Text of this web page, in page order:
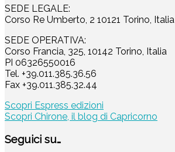
SEDE LEGALE:
Corso Re Umberto, 2 10121 Torino, Italia
SEDE OPERATIVA:
Corso Francia, 325, 10142 Torino, Italia
PI 06326550016
Tel. +39.011.385.36.56
Fax +39.011.385.32.44
Scopri Espress edizioni
Scopri Chirone, il blog di Capricorno
Seguici su…